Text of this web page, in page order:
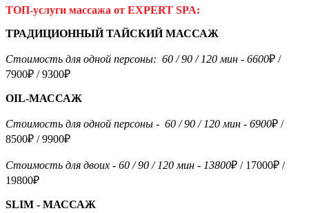
ТОП-услуги массажа от EXPERT SPA:
ТРАДИЦИОННЫЙ ТАЙСКИЙ МАССАЖ
Стоимость для одной персоны: 60 / 90 / 120 мин - 6600₽ /
7900₽ / 9300₽
OIL-МАССАЖ
Стоимость для одной персоны - 60 / 90 / 120 мин - 6900₽ /
8500₽ / 9900₽
Стоимость для двоих - 60 / 90 / 120 мин - 13800₽ / 17000₽ /
19800₽
SLIM - МАССАЖ